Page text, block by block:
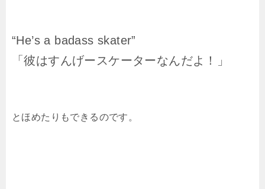
“He’s a badass skater”
「彼はすんげースケーターなんだよ！」
とほめたりもできるのです。